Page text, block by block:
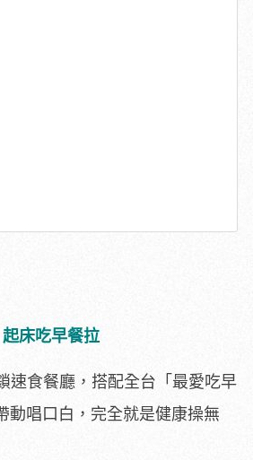
床吃早餐拉
速食餐廳，搭配全台「最愛吃早
動唱口白，完全就是健康操無